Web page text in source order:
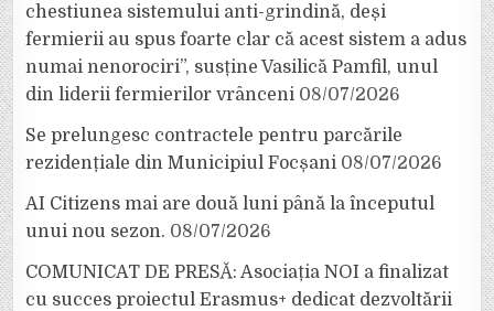
chestiunea sistemului anti-grindină, deși
fermierii au spus foarte clar că acest sistem a adus
numai nenorociri”, susține Vasilică Pamfil, unul
din liderii fermierilor vrânceni 08/07/2026
Se prelungesc contractele pentru parcările
rezidențiale din Municipiul Focșani 08/07/2026
AI Citizens mai are două luni până la începutul
unui nou sezon. 08/07/2026
COMUNICAT DE PRESĂ: Asociația NOI a finalizat
cu succes proiectul Erasmus+ dedicat dezvoltării